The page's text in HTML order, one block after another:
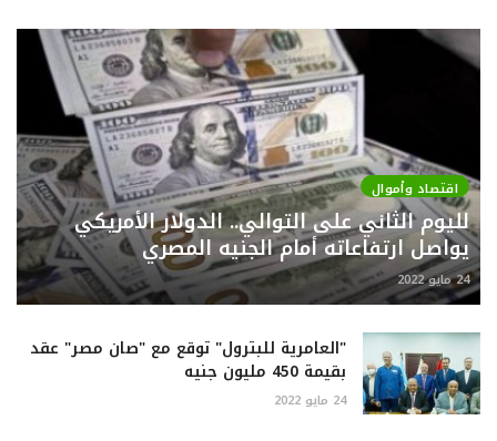
اقتصاد وأموال
لليوم الثاني على التوالي.. الدولار الأمريكي
يواصل ارتفاعاته أمام الجنيه المصري
24 مايو 2022
"العامرية للبترول" توقع مع "صان مصر" عقد
بقيمة 450 مليون جنيه
24 مايو 2022